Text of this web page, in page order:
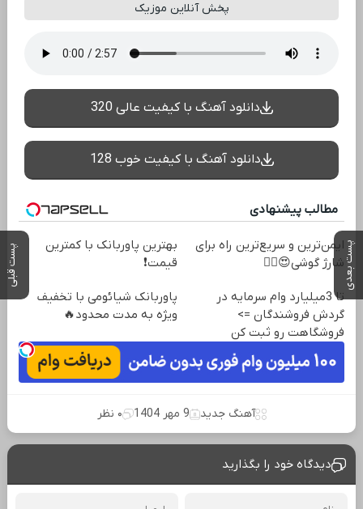
پست بعدی پست قبلی
پخش آنلاین موزیک
دانلود آهنگ با کیفیت عالی 320
دانلود آهنگ با کیفیت خوب 128
مطالب پیشنهادی
ایمن‌ترین و سریع‌ترین راه برای
شارژ گوشی😍👌🏻
بهترین پاوربانک با کمترین
قیمت❗
تا 3میلیارد وام سرمایه در
گردش فروشندگان =>
فروشگاهت رو ثبت کن
پاوربانک شیائومی با تخفیف
ویژه به مدت محدود🔥
آهنگ جدید 9 مهر 1404 ۰ نظر
دیدگاه خود را بگذارید